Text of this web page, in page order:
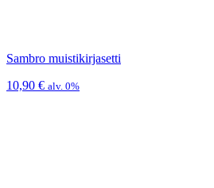
Sambro muistikirjasetti
10,90 € alv. 0%